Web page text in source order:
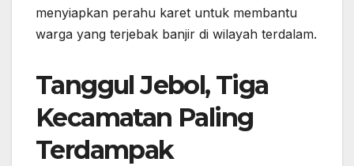
menyiapkan perahu karet untuk membantu
warga yang terjebak banjir di wilayah terdalam.
Tanggul Jebol, Tiga
Kecamatan Paling
Terdampak